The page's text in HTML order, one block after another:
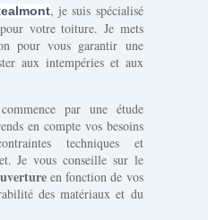
, je suis spécialisé
pour votre toiture. Je mets
pour vous garantir une
aux intempéries et aux
par une étude
en compte vos besoins
techniques et
Je vous conseille sur le
en fonction de vos
des matériaux et du